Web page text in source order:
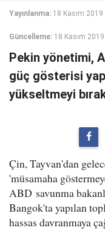
Yayınlanma: 18 Kasım
Güncelleme: 18 Kasım
Pekin yönetimi,
güç gösterisi
yükseltmeyi
Çin, Tayvan'dan
'müsamaha
ABD savunma
Bangok'ta yapılan
hassas davranmaya